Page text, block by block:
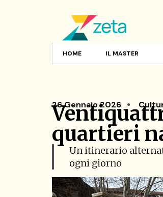
HOME IL MASTER
26 Gennaio 2026
quartieri
Un itinerario
ogni giorno